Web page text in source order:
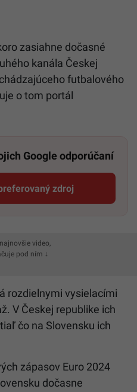
zasiahne dočasné
kanála Českej
futbalového
o tom portál
Google odporúčaní
zdroj
Startitup, odkaz sa otvorí v
video,
pod ním ↓
rozdielnymi vysielacími
V Českej republike ich
čo na Slovensku ich
zápasov Euro 2024
dočasne